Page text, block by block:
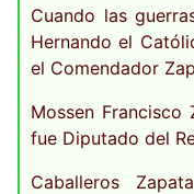
Cuando las
Hernando el
el Comendador
Mossen Francisco
fue Diputado del
Caballeros